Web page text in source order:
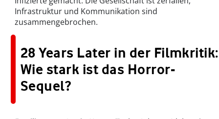
Infrastruktur und Kommunikation sind
zusammengebrochen.
28 Years Later in der Filmkritik:
Wie stark ist das Horror-
Sequel?